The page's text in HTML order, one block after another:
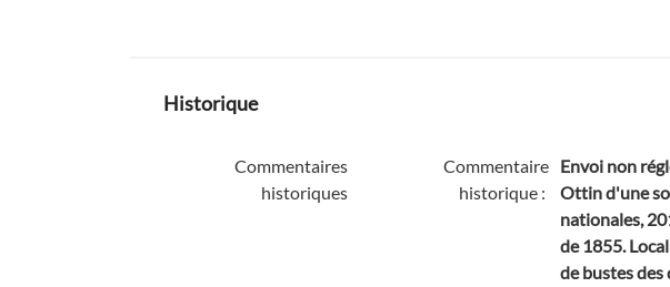
Historique
Commentaires
historiques
Commentaire
historique :
Envoi non
Ottin d'une
nationales,
de 1855.
de bustes